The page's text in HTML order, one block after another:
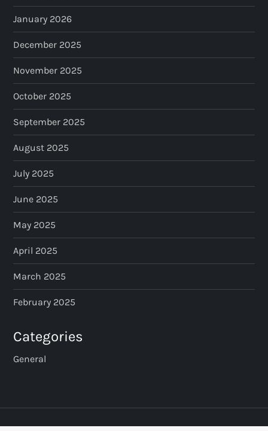
January 2026
December 2025
November 2025
October 2025
September 2025
August 2025
July 2025
June 2025
May 2025
April 2025
March 2025
February 2025
Categories
General